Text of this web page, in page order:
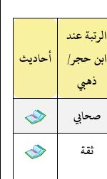
الرتبة عند
ابن حجر/
ذهبي
أحاديث
صحابي
ثقة